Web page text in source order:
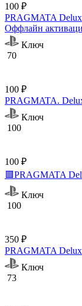
100 ₽
PRAGMATA
Оффлайн
Ключ
70
100 ₽
PRAGMATA.
Ключ
100
100 ₽
🟥PRAGMATA
Ключ
100
350 ₽
PRAGMATA
Ключ
73